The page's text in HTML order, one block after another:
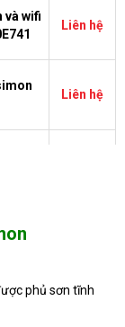
và wifi
Liên hệ
Liên hệ
cắt
cắt
578.000
phủ sơn tĩnh